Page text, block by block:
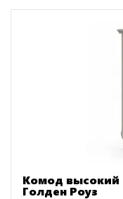
Комод высокий
Голден Роуз